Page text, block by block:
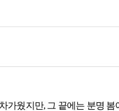
가웠지만, 그 끝에는 분명